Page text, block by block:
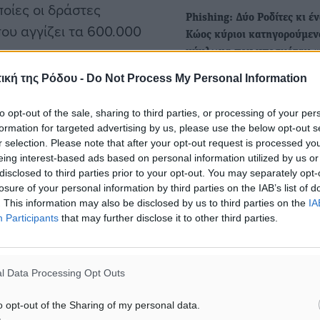
της Ρόδου - Do Not Process My Personal Information
opt-out of the sale, sharing to third parties, or processing of your
for targeted advertising by us, please use the below opt-out
selection. Please note that after your opt-out request is processed
interest-based ads based on personal information utilized by us
to third parties prior to your opt-out. You may separately
of your personal information by third parties on the IAB’s list of
This information may also be disclosed by us to third parties on the
Participants that may further disclose it to other third parties.
Data Processing Opt Outs
opt-out of the Sharing of my personal data.
οι δράστες
αγγίζει τα 600.000
βάρος επιχειρηματιών,
στο Αγρίνιο,
Ιωάννινα, στη
στην Εύβοια, στην
στην Κρήτη, στις
στα Δωδεκάνησα.
από την
Ασφαλείας
Phishing: Δύο Ροδίτες κι
Κώος κύριοι
κύκλωμα που υποσχόταν
οργάνωση που είχε κέρδη
ευρώ…
Πολεοδομία Ρόδου: Έως
χιλιάδες ευρώ ζητούσαν τα
του κυκλώματος - Τα
το «γράσο» και ο